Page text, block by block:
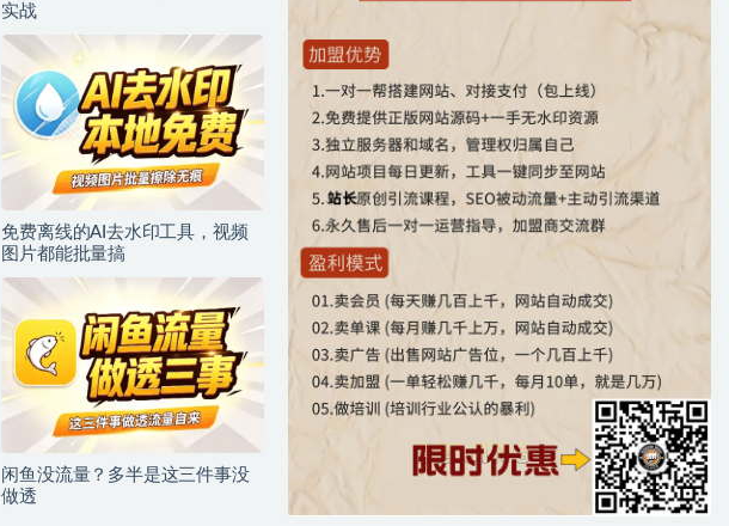
实战
免费离线的AI去水印工具，视频
图片都能批量搞
闲鱼没流量？多半是这三件事没
做透